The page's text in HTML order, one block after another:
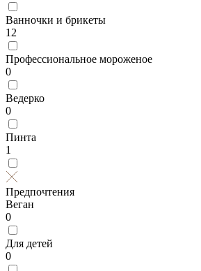
Ванночки и брикеты
12
Профессиональное мороженое
0
Ведерко
0
Пинта
1
Предпочтения
Веган
0
Для детей
0